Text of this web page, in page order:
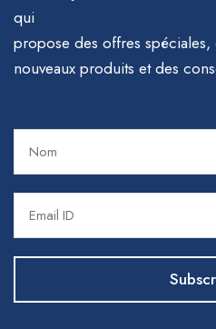
qui
propose des offres spéciales,
nouveaux produits et des